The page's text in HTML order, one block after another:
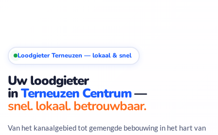
Loodgieter Terneuzen — lokaal & snel
Uw loodgieter
inTerneuzen Centrum—
snel. lokaal. betrouwbaar.
Van het kanaalgebied tot gemengde bebouwing in het hart van